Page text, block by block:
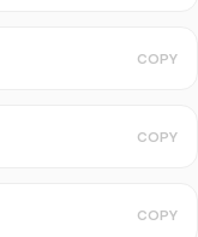
COPY
COPY
COPY